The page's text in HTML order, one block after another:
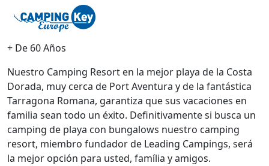
+ De 60 Años
Nuestro Camping Resort en la mejor playa de la Costa
Dorada, muy cerca de Port Aventura y de la fantástica
Tarragona Romana, garantiza que sus vacaciones en
familia sean todo un éxito. Definitivamente si busca un
camping de playa con bungalows nuestro camping
resort, miembro fundador de Leading Campings, será
la mejor opción para usted, família y amigos.